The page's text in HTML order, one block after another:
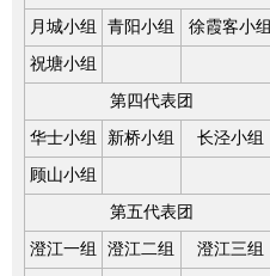
月城小组 青阳小组 徐霞客小组
祝塘小组
第四代表团
华士小组 新桥小组 长泾小组
顾山小组
第五代表团
澄江一组 澄江二组 澄江三组